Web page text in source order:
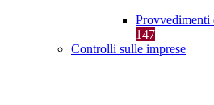
Provvedimenti
147
Controlli sulle imprese